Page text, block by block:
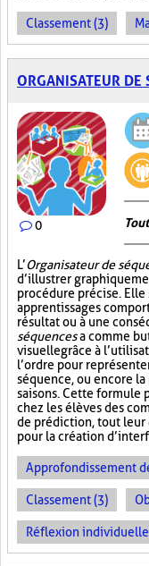
Classement (3)
ORGANISATEUR DE
0
L’Organisateur de
d’illustrer
procédure précise.
apprentissages
résultat ou à une
séquencesa comme
visuellegrâce à
l’ordre pour
séquence, ou encore
saisons. Cette formule
chez les élèves des
de prédiction, tout
pour la création
Approfondissement
Classement (3)
Réflexion